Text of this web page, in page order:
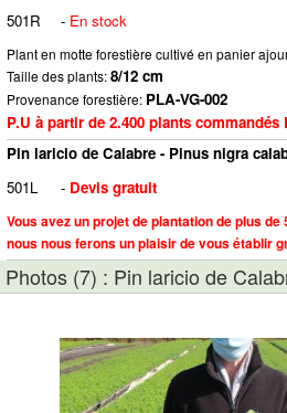
501R
- En stock
Plant en motte forestière cultivé en panier
Taille des plants:8/12 cm
Provenance forestière: PLA-VG-002
P.U à partir de 2.400 plants
Pin laricio de Calabre - Pinus nigra
501L
- Devis gratuit
Vous avez un projet de plantation de plus de
nous nous ferons un plaisir de vous établir
Photos (7) : Pin laricio de